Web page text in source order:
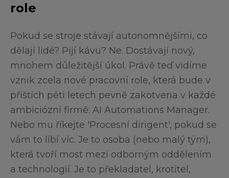
role
Pokud se stroje stávají autonomnějšími, co
dělají lidé? Pijí kávu? Ne. Dostávají nový,
mnohem důležitější úkol. Právě teď vidíme
vznik zcela nové pracovní role, která bude v
příštích pěti letech pevně zakotvena v každé
ambiciózní firmě: AI Automations Manager.
Nebo mu říkejte 'Procesní dirigent', pokud se
vám to líbí víc. Je to osoba (nebo malý tým),
která tvoří most mezi odborným oddělením
a technologií. Je to překladatel, krotitel,